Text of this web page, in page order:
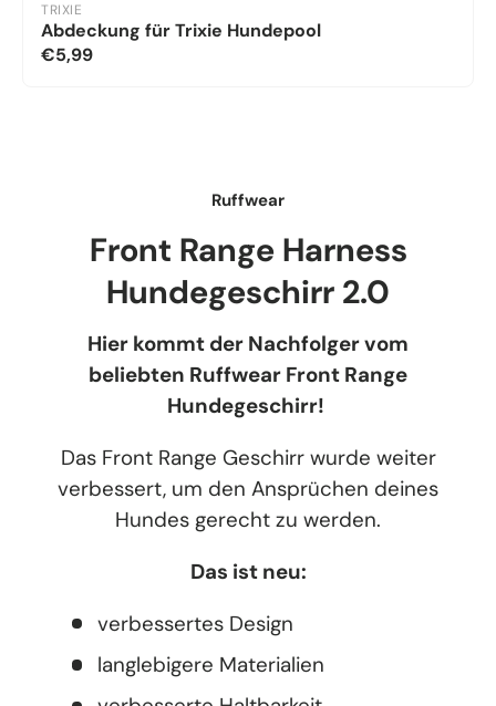
TRIXIE
Abdeckung für Trixie Hundepool
€5,99
Ruffwear
Front Range Harness
Hundegeschirr 2.0
Hier kommt der Nachfolger vom
beliebten Ruffwear Front Range
Hundegeschirr!
Das Front Range Geschirr wurde weiter
verbessert, um den Ansprüchen deines
Hundes gerecht zu werden.
Das ist neu:
verbessertes Design
langlebigere Materialien